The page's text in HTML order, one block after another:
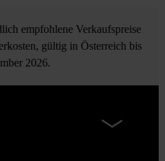
empfohlene Verkaufspreise
gültig in Österreich bis
2026.